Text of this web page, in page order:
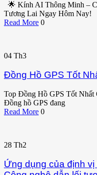
🌟 Kính AI Thông Minh –
Tương Lai Ngay Hôm Nay!
Read More 0
04 Th3
Đồng Hồ GPS Tốt
Top Đồng Hồ GPS Tốt
Đồng hồ GPS đang
Read More 0
28 Th2
Ứng dụng của định